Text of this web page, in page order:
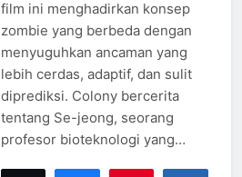
film ini menghadirkan konsep
zombie yang berbeda dengan
menyuguhkan ancaman yang
lebih cerdas, adaptif, dan sulit
diprediksi. Colony bercerita
tentang Se-jeong, seorang
profesor bioteknologi yang…